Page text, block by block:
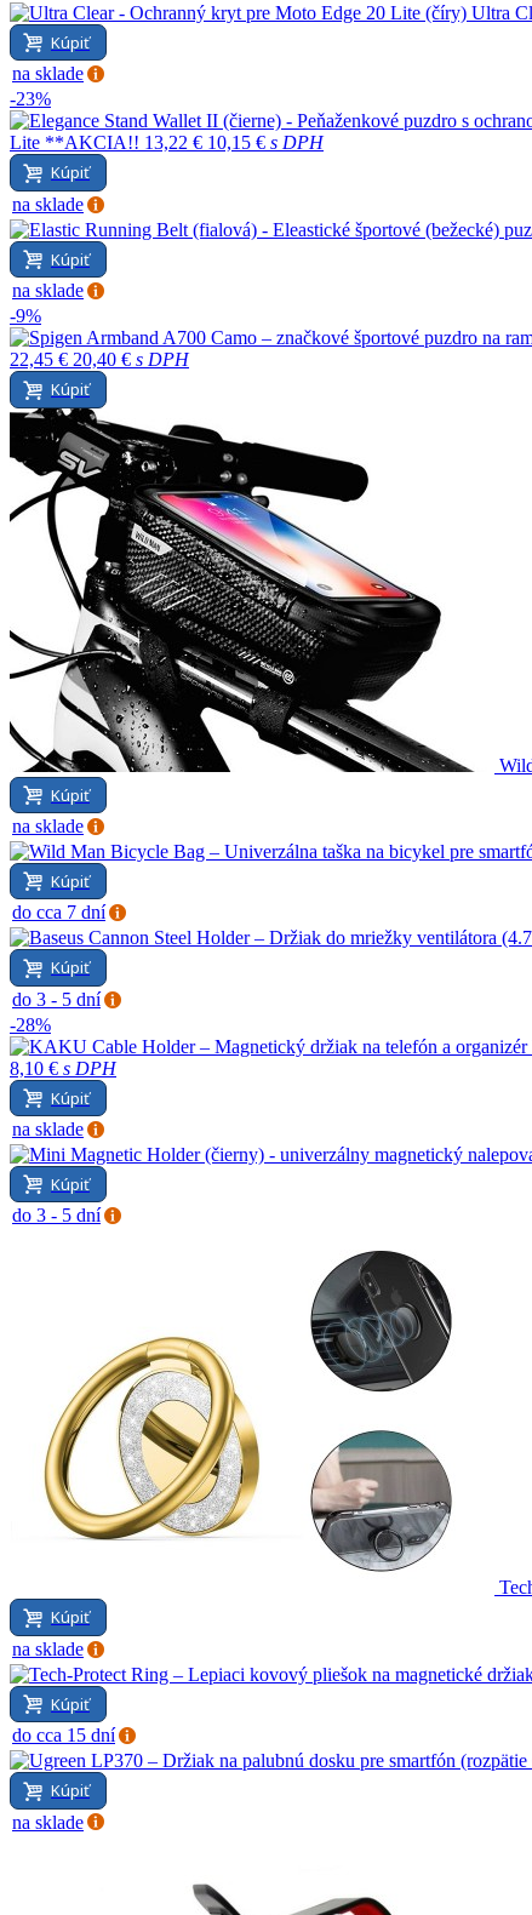
Ultra
Kúpiť
na sklade
-23%
Lite **AKCIA!! 13,22 € 10,15 € s DPH
Kúpiť
na sklade
Kúpiť
na sklade
-9%
22,45 € 20,40 € s DPH
Kúpiť
Kúpiť
na sklade
Kúpiť
do cca 7 dní
Kúpiť
do 3 - 5 dní
-28%
8,10 € s DPH
Kúpiť
na sklade
Kúpiť
do 3 - 5 dní
Kúpiť
na sklade
Kúpiť
do cca 15 dní
Kúpiť
na sklade